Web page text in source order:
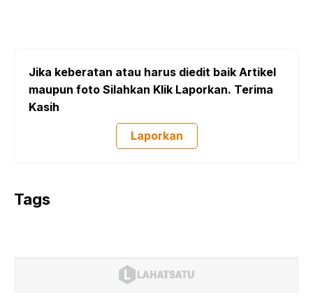
Jika keberatan atau harus diedit baik Artikel
maupun foto Silahkan Klik Laporkan. Terima
Kasih
Laporkan
Tags